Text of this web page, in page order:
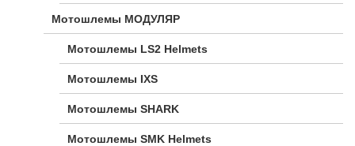
Мотошлемы МОДУЛЯР
Мотошлемы LS2 Helmets
Мотошлемы IXS
Мотошлемы SHARK
Мотошлемы SMK Helmets